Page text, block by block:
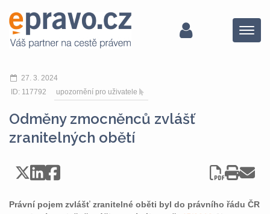
Menu
27. 3. 2024
ID: 117792
upozornění pro uživatele
Odměny zmocněnců zvlášť
zranitelných obětí
Právní pojem zvlášť zranitelné oběti byl do právního řádu ČR